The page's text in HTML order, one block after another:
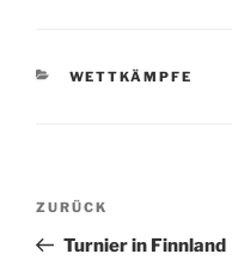
KATEGORIEN
WETTKÄMPFE
Beitragsnavigation
Vorheriger
Beitrag
ZURÜCK
Turnier in Finnland